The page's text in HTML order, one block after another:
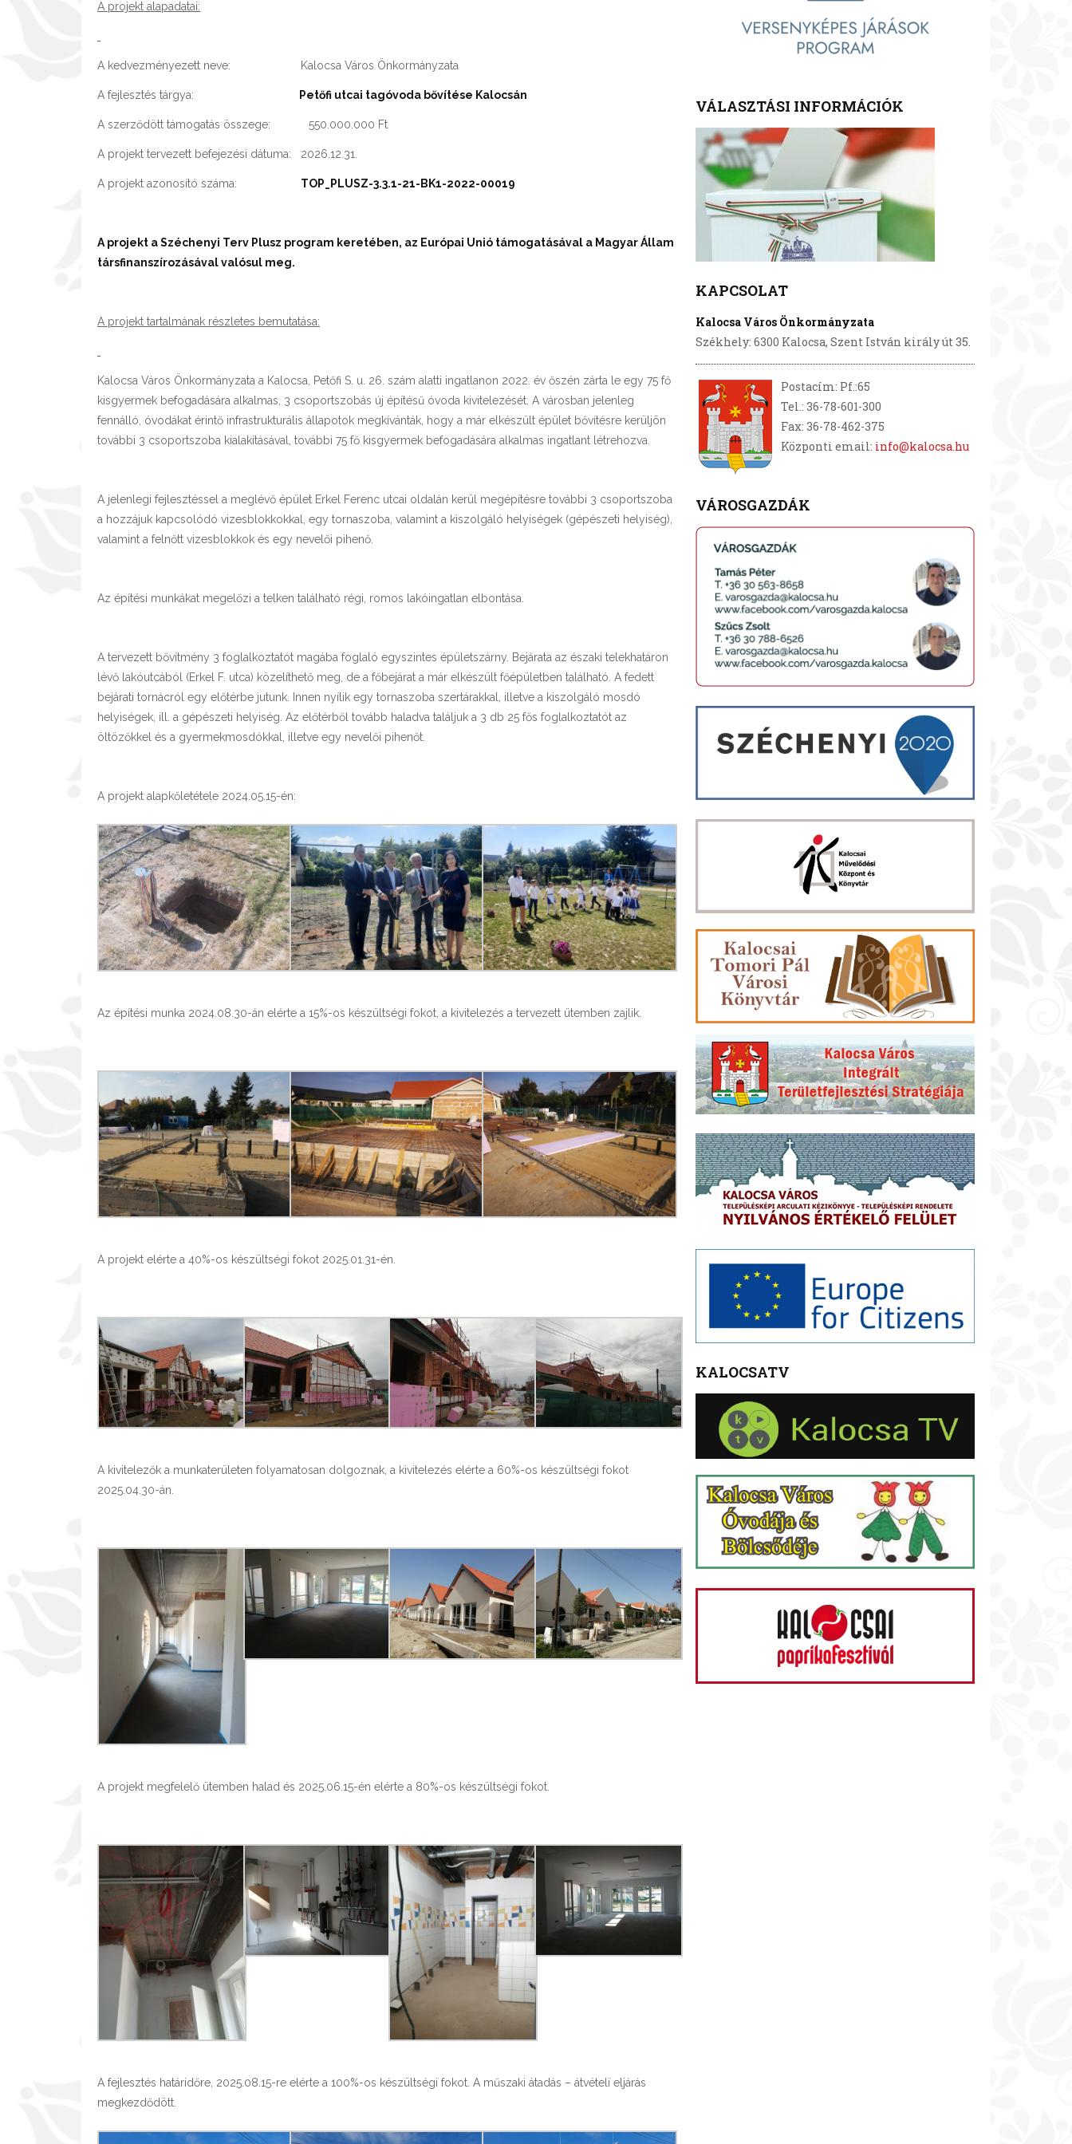
A projekt alapadatai:
A kedvezményezett neve: Kalocsa Város Önkormányzata
A fejlesztés tárgya: Petőfi utcai tagóvoda bővítése Kalocsán
A szerződött támogatás összege: 550.000.000 Ft
A projekt tervezett befejezési dátuma: 2026.12.31.
A projekt azonosító száma: TOP_PLUSZ-3.3.1-21-BK1-2022-00019
A projekt a Széchenyi Terv Plusz program keretében, az Európai Unió támogatásával a Magyar Állam
társfinanszírozásával valósul meg.
A projekt tartalmának részletes bemutatása:
Kalocsa Város Önkormányzata a Kalocsa, Petőfi S. u. 26. szám alatti ingatlanon 2022. év őszén zárta le egy 75 fő
kisgyermek befogadására alkalmas, 3 csoportszobás új építésű óvoda kivitelezését. A városban jelenleg
fennálló, óvodákat érintő infrastrukturális állapotok megkívánták, hogy a már elkészült épület bővítésre kerüljön
további 3 csoportszoba kialakításával, további 75 fő kisgyermek befogadására alkalmas ingatlant létrehozva.
A jelenlegi fejlesztéssel a meglévő épület Erkel Ferenc utcai oldalán kerül megépítésre további 3 csoportszoba
a hozzájuk kapcsolódó vizesblokkokkal, egy tornaszoba, valamint a kiszolgáló helyiségek (gépészeti helyiség),
valamint a felnőtt vizesblokkok és egy nevelői pihenő.
Az építési munkákat megelőzi a telken található régi, romos lakóingatlan elbontása.
A tervezett bővítmény 3 foglalkoztatót magába foglaló egyszintes épületszárny. Bejárata az északi telekhatáron
lévő lakóutcából (Erkel F. utca) közelíthető meg, de a főbejárat a már elkészült főépületben található. A fedett
bejárati tornácról egy előtérbe jutunk. Innen nyílik egy tornaszoba szertárakkal, illetve a kiszolgáló mosdó
helyiségek, ill. a gépészeti helyiség. Az előtérből tovább haladva találjuk a 3 db 25 fős foglalkoztatót az
öltözőkkel és a gyermekmosdókkal, illetve egy nevelői pihenőt.
A projekt alapkőletétele 2024.05.15-én:
Az építési munka 2024.08.30-án elérte a 15%-os készültségi fokot, a kivitelezés a tervezett ütemben zajlik.
A projekt elérte a 40%-os készültségi fokot 2025.01.31-én.
A kivitelezők a munkaterületen folyamatosan dolgoznak, a kivitelezés elérte a 60%-os készültségi fokot
2025.04.30-án.
A projekt megfelelő ütemben halad és 2025.06.15-én elérte a 80%-os készültségi fokot.
A fejlesztés határidőre, 2025.08.15-re elérte a 100%-os készültségi fokot. A műszaki átadás – átvételi eljárás
megkezdődött.
VÁLASZTÁSI INFORMÁCIÓK
KAPCSOLAT
Kalocsa Város Önkormányzata
Székhely: 6300 Kalocsa, Szent István király út 35.
Postacím: Pf.:65
Tel.: 36-78-601-300
Fax: 36-78-462-375
Központi email: info@kalocsa.hu
VÁROSGAZDÁK
KALOCSATV